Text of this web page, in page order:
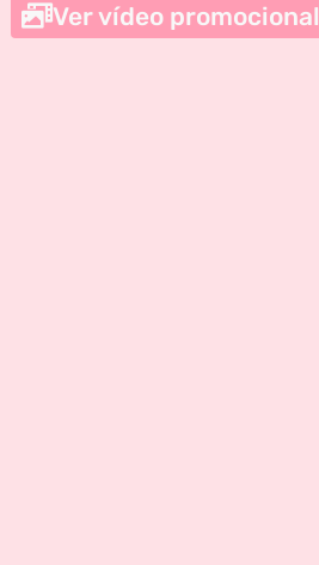
Ver vídeo promocional